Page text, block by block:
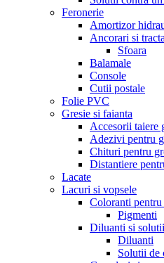
Feronerie
Amortizor
Ancorari si
Sfoara
Balamale
Console
Cutii postale
Folie PVC
Gresie si faianta
Accesorii taiere
Adezivi pentru
Chituri pentru
Distantiere
Lacate
Lacuri si vopsele
Coloranti
Pigmenti
Diluanti si
Diluanti
Solutii de